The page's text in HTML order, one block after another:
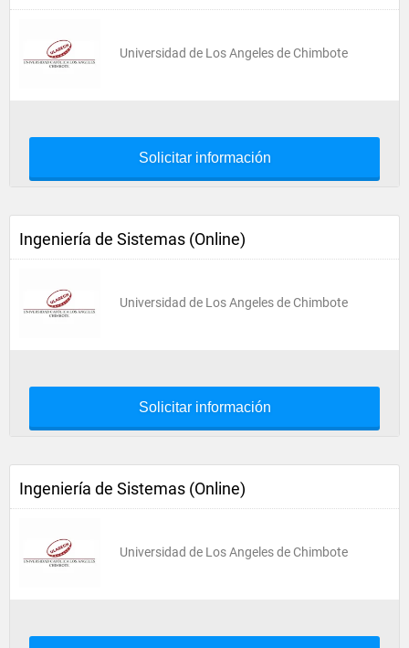
Universidad de Los Angeles de Chimbote
Solicitar información
Ingeniería de Sistemas (Online)
Universidad de Los Angeles de Chimbote
Solicitar información
Ingeniería de Sistemas (Online)
Universidad de Los Angeles de Chimbote